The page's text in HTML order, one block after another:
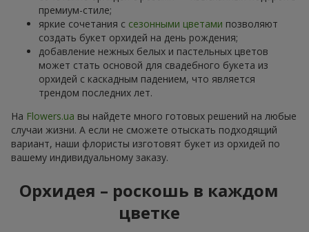
премиум-стиле;
яркие сочетания с сезонными цветами позволяют
создать букет орхидей на день рождения;
добавление нежных белых и пастельных цветов
может стать основой для свадебного букета из
орхидей с каскадным падением, что является
трендом последних лет.
На Flowers.ua вы найдете много готовых решений на любые
случаи жизни. А если не сможете отыскать подходящий
вариант, наши флористы изготовят букет из орхидей по
вашему индивидуальному заказу.
Орхидея – роскошь в каждом
цветке